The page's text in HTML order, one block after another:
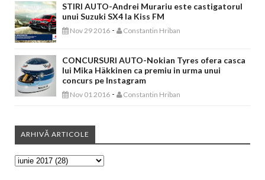
STIRI AUTO-Andrei Murariu este castigatorul
unui Suzuki SX4 la Kiss FM
Nov 29 2016 - Constantin Hriban
CONCURSURI AUTO-Nokian Tyres ofera casca
lui Mika Häkkinen ca premiu in urma unui
concurs pe Instagram
Nov 01 2016 - Constantin Hriban
ARHIVĂ ARTICOLE